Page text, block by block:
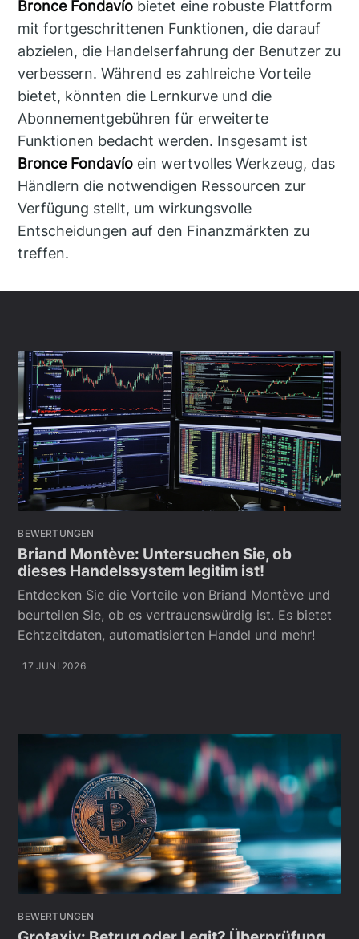
Bronce Fondavío bietet eine robuste Plattform
mit fortgeschrittenen Funktionen, die darauf
abzielen, die Handelserfahrung der Benutzer zu
verbessern. Während es zahlreiche Vorteile
bietet, könnten die Lernkurve und die
Abonnementgebühren für erweiterte
Funktionen bedacht werden. Insgesamt ist
Bronce Fondavío ein wertvolles Werkzeug, das
Händlern die notwendigen Ressourcen zur
Verfügung stellt, um wirkungsvolle
Entscheidungen auf den Finanzmärkten zu
treffen.
BEWERTUNGEN
Briand Montève: Untersuchen Sie, ob
dieses Handelssystem legitim ist!
Entdecken Sie die Vorteile von Briand Montève und
beurteilen Sie, ob es vertrauenswürdig ist. Es bietet
Echtzeitdaten, automatisierten Handel und mehr!
17 JUNI 2026
BEWERTUNGEN